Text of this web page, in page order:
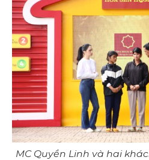
MC Quyền Linh và hai